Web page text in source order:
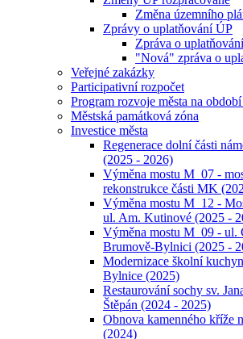
Změna územního
Zprávy o uplatňování ÚP
Zpráva o
"Nová" zpráva o
Veřejné zakázky
Participativní rozpočet
Program rozvoje města na
Městská památková zóna
Investice města
Regenerace dolní části
(2025 - 2026)
Výměna mostu M_07 -
rekonstrukce části MK
Výměna mostu M_12 -
ul. Am. Kutinové (2025 -
Výměna mostu M_09 - ul.
Brumově-Bylnici (2025 -
Modernizace školní
Bylnice (2025)
Restaurování sochy sv.
Štěpán (2024 - 2025)
Obnova kamenného kříže
(2024)